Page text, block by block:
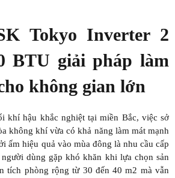
Tokyo Inverter 2
BTU giải pháp làm
không gian lớn
khí hậu khắc nghiệt tại miền Bắc, việc sở
không khí vừa có khả năng làm mát mạnh
ấm hiệu quả vào mùa đông là nhu cầu cấp
dùng gặp khó khăn khi lựa chọn sản
tích phòng rộng từ 30 đến 40 m2 mà vẫn